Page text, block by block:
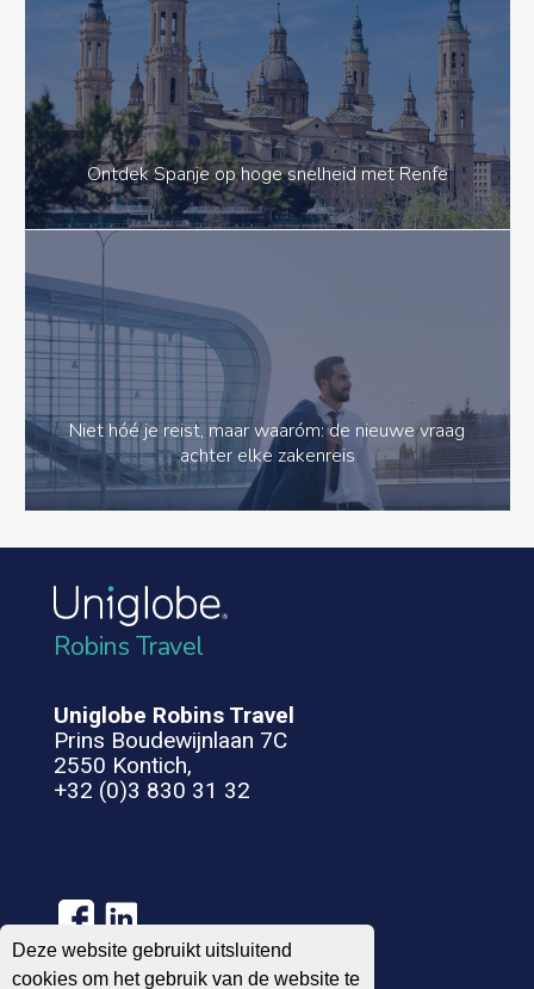
Deze website gebruikt uitsluitend
cookies om het gebruik van de website te
Ontdek Spanje op hoge snelheid met Renfe
Niet hóé je reist, maar waaróm: de nieuwe vraag
achter elke zakenreis
Robins Travel
Uniglobe Robins Travel
Prins Boudewijnlaan 7C
2550 Kontich,
+32 (0)3 830 31 32